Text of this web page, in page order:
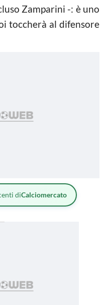
Zamparini -: è uno
toccherà al difensore
diCalciomercato